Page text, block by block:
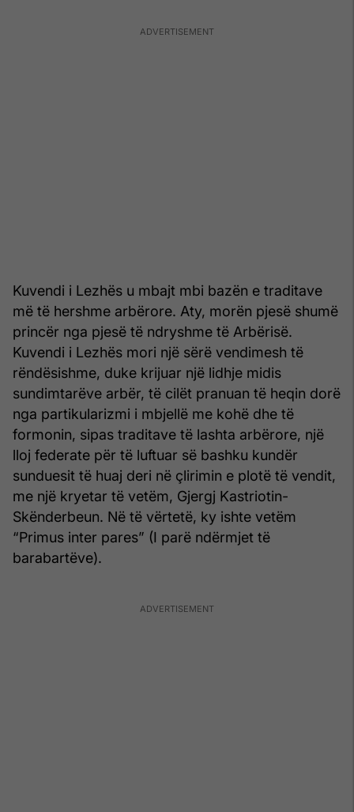
Kuvendi i Lezhës u mbajt mbi bazën e traditave
më të hershme arbërore. Aty, morën pjesë shumë
princër nga pjesë të ndryshme të Arbërisë.
Kuvendi i Lezhës mori një sërë vendimesh të
rëndësishme, duke krijuar një lidhje midis
sundimtarëve arbër, të cilët pranuan të heqin dorë
nga partikularizmi i mbjellë me kohë dhe të
formonin, sipas traditave të lashta arbërore, një
lloj federate për të luftuar së bashku kundër
sunduesit të huaj deri në çlirimin e plotë të vendit,
me një kryetar të vetëm, Gjergj Kastriotin-
Skënderbeun. Në të vërtetë, ky ishte vetëm
“Primus inter pares” (I parë ndërmjet të
barabartëve).